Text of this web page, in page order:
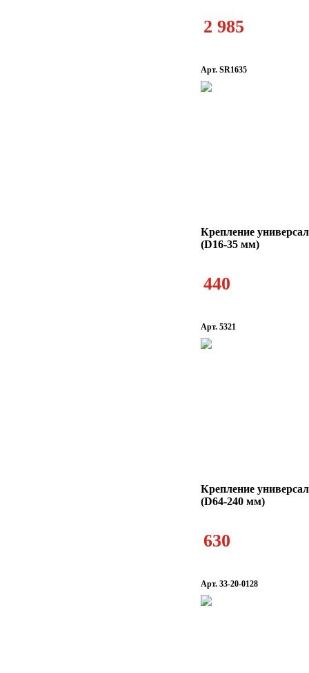
2 985
Арт. SR1635
Крепление
(D16-35 мм)
440
Арт. 5321
Крепление
(D64-240 мм)
630
Арт. 33-20-0128